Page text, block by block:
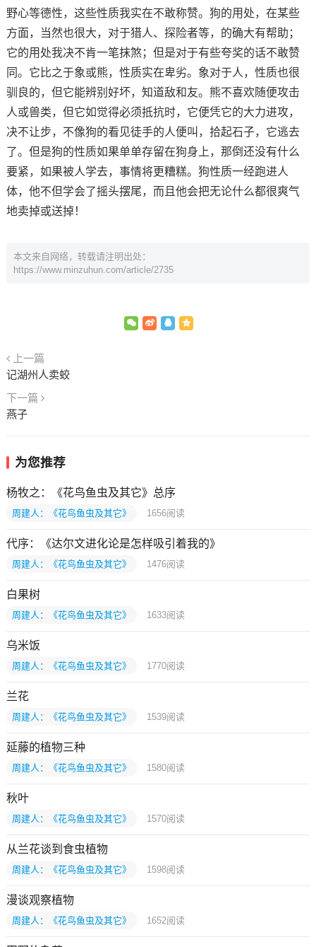
野心等德性，这些性质我实在不敢称赞。狗的用处，在某些
方面，当然也很大，对于猎人、探险者等，的确大有帮助；
它的用处我决不肯一笔抹煞；但是对于有些夸奖的话不敢赞
同。它比之于象或熊，性质实在卑劣。象对于人，性质也很
驯良的，但它能辨别好坏，知道敌和友。熊不喜欢随便攻击
人或兽类，但它如觉得必须抵抗时，它便凭它的大力进攻，
决不让步，不像狗的看见徒手的人便叫，拾起石子，它逃去
了。但是狗的性质如果单单存留在狗身上，那倒还没有什么
要紧，如果被人学去，事情将更糟糕。狗性质一经跑进人
体，他不但学会了摇头摆尾，而且他会把无论什么都很爽气
地卖掉或送掉！
本文来自网络，转载请注明出处：
https://www.minzuhun.com/article/2735
上一篇
记湖州人卖蛟
下一篇
燕子
为您推荐
杨牧之：《花鸟鱼虫及其它》总序
周建人：《花鸟鱼虫及其它》 1656阅读
代序：《达尔文进化论是怎样吸引着我的》
周建人：《花鸟鱼虫及其它》 1476阅读
白果树
周建人：《花鸟鱼虫及其它》 1633阅读
乌米饭
周建人：《花鸟鱼虫及其它》 1770阅读
兰花
周建人：《花鸟鱼虫及其它》 1539阅读
延藤的植物三种
周建人：《花鸟鱼虫及其它》 1580阅读
秋叶
周建人：《花鸟鱼虫及其它》 1570阅读
从兰花谈到食虫植物
周建人：《花鸟鱼虫及其它》 1598阅读
漫谈观察植物
周建人：《花鸟鱼虫及其它》 1652阅读